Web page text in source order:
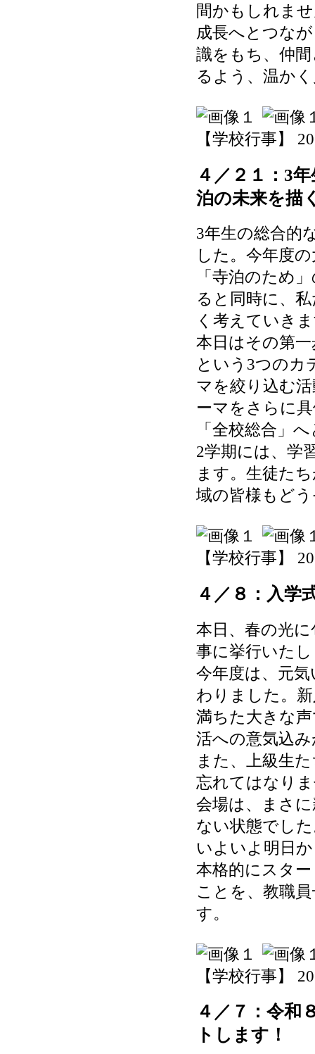
間かもしれま
成長へとつな
識をもち、仲
るよう、温か
【学校行事】
４／２１：3
泊の未来を描
3年生の総合的
した。今年度
「寺泊のため
ると同時に、
く考えていき
本日はその第
という3つのカ
マを絞り込む
ーマをさらに
「全校総合」
2学期には、学
ます。生徒た
域の皆様もど
【学校行事】
４／８：入学
本日、春の光
事に挙行いた
今年度は、元
わりました。
満ちた大きな
活への意気込
また、上級生
忘れてはなり
会場は、まさ
ない状態でし
いよいよ明日
本格的にスタ
ことを、教職
す。
【学校行事】
４／７：令和
トします！